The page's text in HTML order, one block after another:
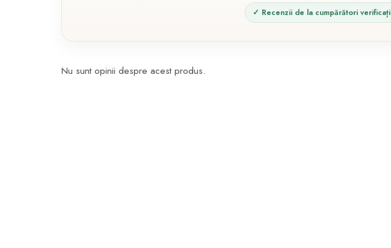
✓ Recenzii de la cumpărători verificați
Nu sunt opinii despre acest produs.